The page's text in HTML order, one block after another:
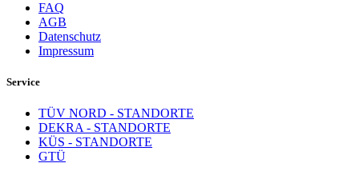
FAQ
AGB
Datenschutz
Impressum
Service
TÜV NORD - STANDORTE
DEKRA - STANDORTE
KÜS - STANDORTE
GTÜ